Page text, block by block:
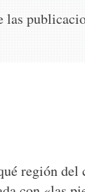
las
región del